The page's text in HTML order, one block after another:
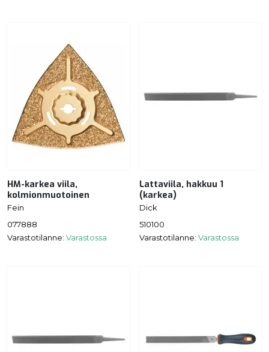
HM-karkea viila,
kolmionmuotoinen
Fein
077888
Varastotilanne: Varastossa
Lattaviila, hakkuu 1
(karkea)
Dick
510100
Varastotilanne: Varastossa